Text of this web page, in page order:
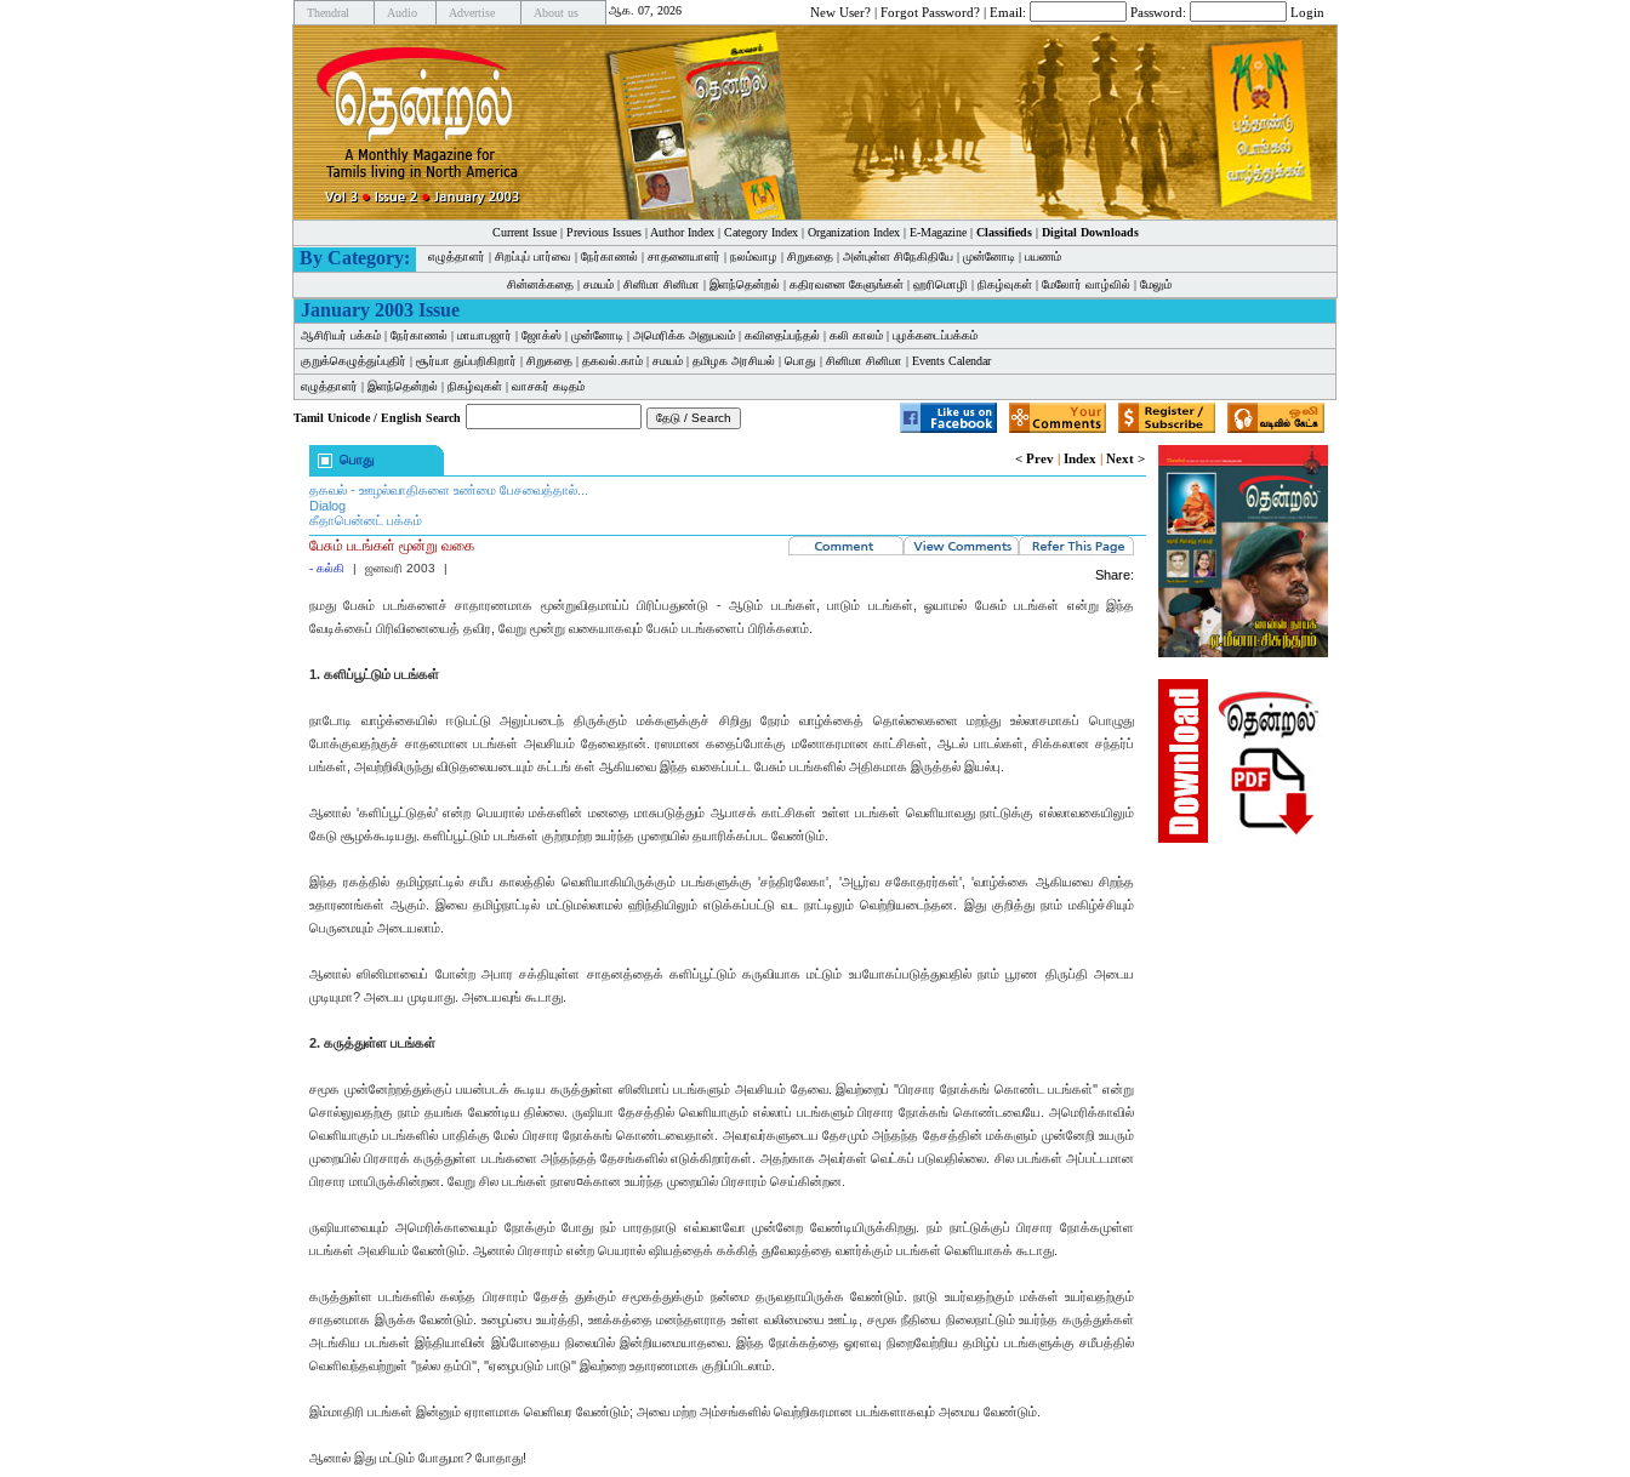
Thendral Audio Advertise About us ஆக. 07, 2026 New User? | Forgot Password? | Email: Password: Login
Current Issue| Previous Issues| Author Index| Category Index| Organization Index| E-Magazine| Classifieds| Digital Downloads
By Category: எழுத்தாளர் | சிறப்புப் பார்வை | நேர்காணல் | சாதனையாளர் | நலம்வாழ | சிறுகதை | அன்புள்ள சிநேகிதியே | முன்னோடி | பயணம்
சின்னக்கதை | சமயம் | சினிமா சினிமா | இளந்தென்றல் | கதிரவனை கேளுங்கள் | ஹரிமொழி | நிகழ்வுகள் | மேலோர் வாழ்வில் | மேலும்
January 2003 Issue
ஆசிரியர் பக்கம் | நேர்காணல் | மாயாபஜார் | ஜோக்ஸ் | முன்னோடி | அமெரிக்க அனுபவம் | கவிதைப்பந்தல் | கலி காலம் | புழக்கடைப்பக்கம்
குறுக்கெழுத்துப்புதிர் | சூர்யா துப்பறிகிறார் | சிறுகதை | தகவல்.காம் | சமயம் | தமிழக அரசியல் | பொது | சினிமா சினிமா | Events Calendar
எழுத்தாளர் | இளந்தென்றல் | நிகழ்வுகள் | வாசகர் கடிதம்
Tamil Unicode / English Search
பொது < Prev | Index | Next >
தகவல் - ஊழல்வாதிகளை உண்மை பேசவைத்தால்...
Dialog
கீதாபென்னட் பக்கம்
பேசும் படங்கள் மூன்று வகை
- கல்கி | ஜனவரி 2003 | Share:
நமது பேசும் படங்களைச் சாதாரணமாக மூன்றுவிதமாய்ப் பிரிப்பதுண்டு - ஆடும் படங்கள், பாடும் படங்கள், ஓயாமல் பேசும் படங்கள் என்று இந்த
வேடிக்கைப் பிரிவினையைத் தவிர, வேறு மூன்று வகையாகவும் பேசும் படங்களைப் பிரிக்கலாம்.
1. களிப்பூட்டும் படங்கள்
நாடோடி வாழ்க்கையில் ஈடுபட்டு அலுப்படைந் திருக்கும் மக்களுக்குச் சிறிது நேரம் வாழ்க்கைத் தொல்லைகளை மறந்து உல்லாசமாகப் பொழுது
போக்குவதற்குச் சாதனமான படங்கள் அவசியம் தேவைதான். ரஸமான கதைப்போக்கு மனோகரமான காட்சிகள், ஆடல் பாடல்கள், சிக்கலான சந்தர்ப்
பங்கள், அவற்றிலிருந்து விடுதலையடையும் கட்டங் கள் ஆகியவை இந்த வகைப்பட்ட பேசும் படங்களில் அதிகமாக இருத்தல் இயல்பு.
ஆனால் 'களிப்பூட்டுதல்' என்ற பெயரால் மக்களின் மனதை மாசுபடுத்தும் ஆபாசக் காட்சிகள் உள்ள படங்கள் வெளியாவது நாட்டுக்கு எல்லாவகையிலும்
கேடு சூழக்கூடியது. களிப்பூட்டும் படங்கள் குற்றமற்ற உயர்ந்த முறையில் தயாரிக்கப்பட வேண்டும்.
இந்த ரகத்தில் தமிழ்நாட்டில் சமீப காலத்தில் வெளியாகியிருக்கும் படங்களுக்கு 'சந்திரலேகா', 'அபூர்வ சகோதரர்கள்', 'வாழ்க்கை ஆகியவை சிறந்த
உதாரணங்கள் ஆகும். இவை தமிழ்நாட்டில் மட்டுமல்லாமல் ஹிந்தியிலும் எடுக்கப்பட்டு வட நாட்டிலும் வெற்றியடைந்தன. இது குறித்து நாம் மகிழ்ச்சியும்
பெருமையும் அடையலாம்.
ஆனால் ஸினிமாவைப் போன்ற அபார சக்தியுள்ள சாதனத்தைக் களிப்பூட்டும் கருவியாக மட்டும் உபயோகப்படுத்துவதில் நாம் பூரண திருப்தி அடைய
முடியுமா? அடைய முடியாது. அடையவுங் கூடாது.
2. கருத்துள்ள படங்கள்
சமூக முன்னேற்றத்துக்குப் பயன்படக் கூடிய கருத்துள்ள ஸினிமாப் படங்களும் அவசியம் தேவை. இவற்றைப் ''பிரசார நோக்கங் கொண்ட படங்கள்'' என்று
சொல்லுவதற்கு நாம் தயங்க வேண்டிய தில்லை. ருஷியா தேசத்தில் வெளியாகும் எல்லாப் படங்களும் பிரசார நோக்கங் கொண்டவையே. அமெரிக்காவில்
வெளியாகும் படங்களில் பாதிக்கு மேல் பிரசார நோக்கங் கொண்டவைதான். அவரவர்களுடைய தேசமும் அந்தந்த தேசத்தின் மக்களும் முன்னேறி உயரும்
முறையில் பிரசாரக் கருத்துள்ள படங்களை அந்தந்தத் தேசங்களில் எடுக்கிறார்கள். அதற்காக அவர்கள் வெட்கப் படுவதில்லை. சில படங்கள் அப்பட்டமான
பிரசார மாயிருக்கின்றன. வேறு சில படங்கள் நாஸ¤க்கான உயர்ந்த முறையில் பிரசாரம் செய்கின்றன.
ருஷியாவையும் அமெரிக்காவையும் நோக்கும் போது நம் பாரதநாடு எவ்வளவோ முன்னேற வேண்டியிருக்கிறது. நம் நாட்டுக்குப் பிரசார நோக்கமுள்ள
படங்கள் அவசியம் வேண்டும். ஆனால் பிரசாரம் என்ற பெயரால் ஷியத்தைக் கக்கித் துவேஷத்தை வளர்க்கும் படங்கள் வெளியாகக் கூடாது.
கருத்துள்ள படங்களில் கலந்த பிரசாரம் தேசத் துக்கும் சமூகத்துக்கும் நன்மை தருவதாயிருக்க வேண்டும். நாடு உயர்வதற்கும் மக்கள் உயர்வதற்கும்
சாதனமாக இருக்க வேண்டும். உழைப்பை உயர்த்தி, ஊக்கத்தை மனந்தளராத உள்ள வலிமையை ஊட்டி, சமூக நீதியை நிலைநாட்டும் உயர்ந்த கருத்துக்கள்
அடங்கிய படங்கள் இந்தியாவின் இப்போதைய நிலையில் இன்றியமையாதவை. இந்த நோக்கத்தை ஓரளவு நிறைவேற்றிய தமிழ்ப் படங்களுக்கு சமீபத்தில்
வெளிவந்தவற்றுள் ''நல்ல தம்பி'', ''ஏழைபடும் பாடு'' இவற்றை உதாரணமாக குறிப்பிடலாம்.
இம்மாதிரி படங்கள் இன்னும் ஏராளமாக வெளிவர வேண்டும்; அவை மற்ற அம்சங்களில் வெற்றிகரமான படங்களாகவும் அமைய வேண்டும்.
ஆனால் இது மட்டும் போதுமா? போதாது!